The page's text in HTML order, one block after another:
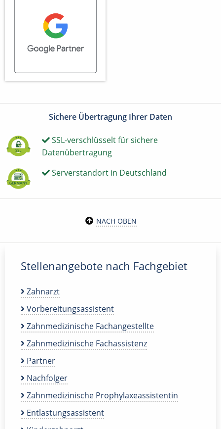
Sichere Übertragung Ihrer Daten
SSL-verschlüsselt für sichere
Datenübertragung
Serverstandort in Deutschland
NACH OBEN
Stellenangebote nach Fachgebiet
Zahnarzt
Vorbereitungsassistent
Zahnmedizinische Fachangestellte
Zahnmedizinische Fachassistenz
Partner
Nachfolger
Zahnmedizinische Prophylaxeassistentin
Entlastungsassistent